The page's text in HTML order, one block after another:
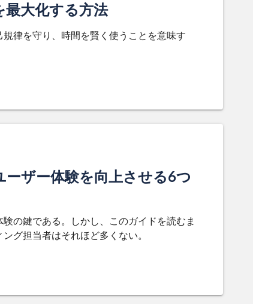
大化する方法
律を守り、時間を賢く使うことを意味す
ザー体験を向上させる6つ
の鍵である。しかし、このガイドを読むま
グ担当者はそれほど多くない。